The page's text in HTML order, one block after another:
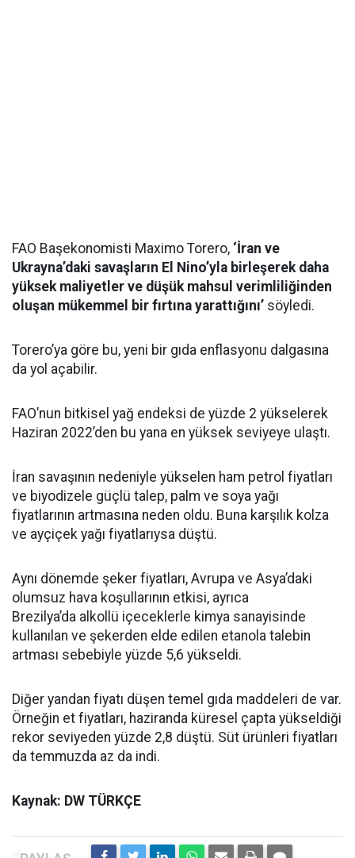
FAO Başekonomisti Maximo Torero, ‘İran ve
Ukrayna’daki savaşların El Nino’yla birleşerek daha
yüksek maliyetler ve düşük mahsul verimliliğinden
oluşan mükemmel bir fırtına yarattığını’ söyledi.
Torero’ya göre bu, yeni bir gıda enflasyonu dalgasına
da yol açabilir.
FAO’nun bitkisel yağ endeksi de yüzde 2 yükselerek
Haziran 2022’den bu yana en yüksek seviyeye ulaştı.
İran savaşının nedeniyle yükselen ham petrol fiyatları
ve biyodizele güçlü talep, palm ve soya yağı
fiyatlarının artmasına neden oldu. Buna karşılık kolza
ve ayçiçek yağı fiyatlarıysa düştü.
Aynı dönemde şeker fiyatları, Avrupa ve Asya’daki
olumsuz hava koşullarının etkisi, ayrıca
Brezilya’da alkollü içeceklerle kimya sanayisinde
kullanılan ve şekerden elde edilen etanola talebin
artması sebebiyle yüzde 5,6 yükseldi.
Diğer yandan fiyatı düşen temel gıda maddeleri de var.
Örneğin et fiyatları, haziranda küresel çapta yükseldiği
rekor seviyeden yüzde 2,8 düştü. Süt ürünleri fiyatları
da temmuzda az da indi.
Kaynak: DW TÜRKÇE